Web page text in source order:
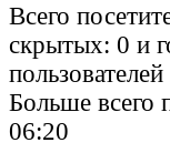
Всего
скрытых: 0 и
Больше всего
06:20